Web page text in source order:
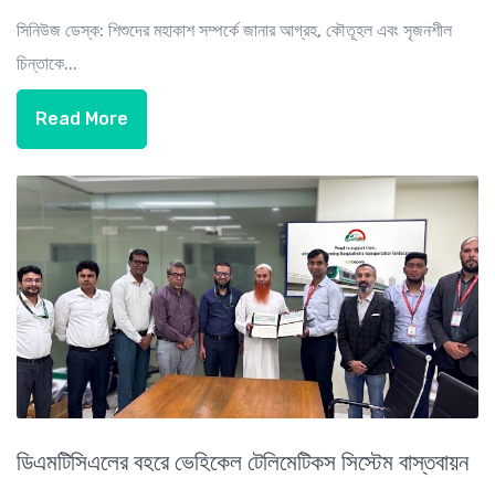
সিনিউজ ডেস্ক: শিশুদের মহাকাশ সম্পর্কে জানার আগ্রহ, কৌতূহল এবং সৃজনশীল
চিন্তাকে...
Read More
ডিএমটিসিএলের বহরে ভেহিকেল টেলিমেটিকস সিস্টেম বাস্তবায়ন